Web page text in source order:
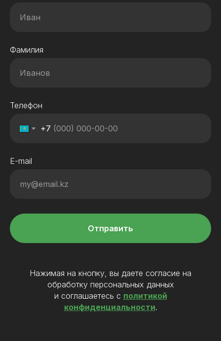
Фамилия
Телефон
+7
E-mail
Отправить
Нажимая на кнопку, вы даете согласие на
обработку персональных данных
и соглашаетесь c политикой
конфиденциальности.